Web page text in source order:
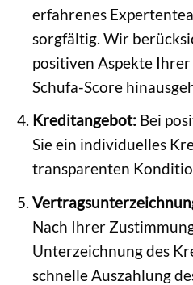
erfahrenes
sorgfältig. Wir
positiven Aspekte
Schufa-Score
Kreditangebot:Bei
Sie ein individuelles
transparenten
Nach Ihrer
Unterzeichnung des
schnelle Auszahlung